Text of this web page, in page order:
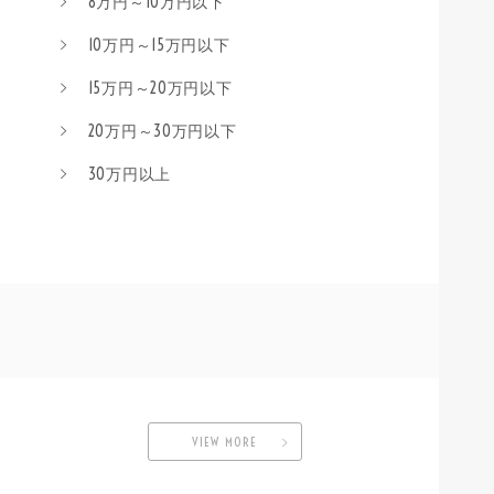
10万円～15万円以下
15万円～20万円以下
20万円～30万円以下
30万円以上
VIEW MORE